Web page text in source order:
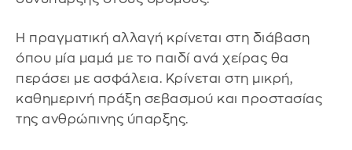
Η πραγματική αλλαγή κρίνεται στη διάβαση
όπου μία μαμά με το παιδί ανά χείρας θα
περάσει με ασφάλεια. Κρίνεται στη μικρή,
καθημερινή πράξη σεβασμού και προστασίας
της ανθρώπινης ύπαρξης.